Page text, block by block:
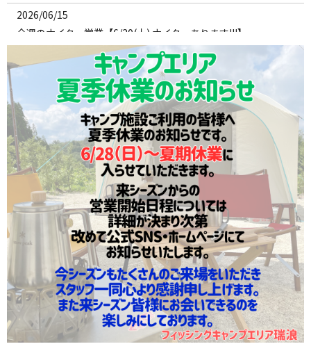
2026/06/15
今週のナイター営業【6/20(土) ナイターあります!!!】
2026/06/15
2026年 6月15日(月)以降 夏季料金表🌻
2026/06/15
2026年6月15日(月)～ 持ち帰り無制限に🐟🎶
2026/06/08
⚠ 【重要】2号池クローズのお知らせ🙇
2026/06/08
今週のナイター情報🌟【今シーズン2号池はラストナイター!!!】
2026/06/08
今週も夏季料金で元気に営業中です🎣✨